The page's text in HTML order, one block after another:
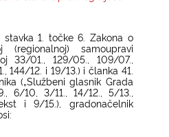
1. točke 6. Zakona o
samoupravi
33/01., 129/05., 109/07.,
144/12. i 19/13.) i članka 41.
(„Službeni glasnik Grada
6/10, 3/11., 14/12., 5/13.,
i 9/15.), gradonačelnik